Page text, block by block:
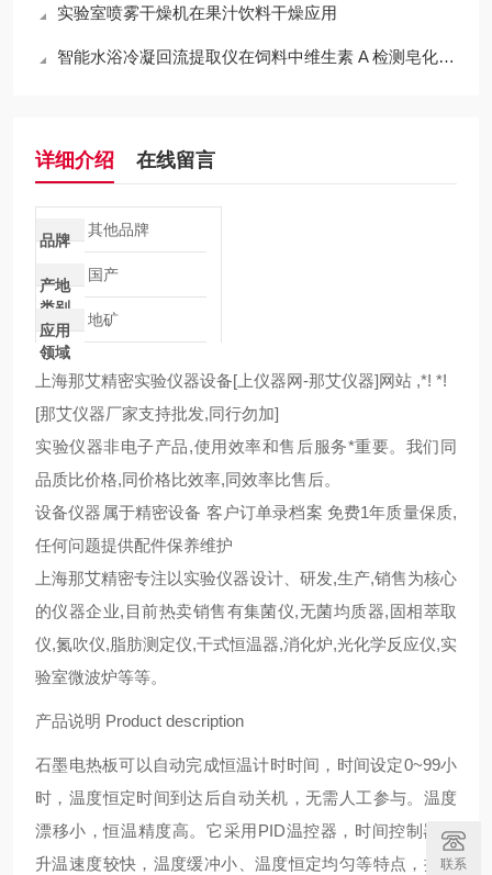
实验室喷雾干燥机在果汁饮料干燥应用
智能水浴冷凝回流提取仪在饲料中维生素 A 检测皂化前处理的应用
详细介绍 在线留言
品牌
其他品牌
产地
类别
国产
应用
领域
地矿
上海那艾精密实验仪器设备[上仪器网-那艾仪器]网站 ,*! *!
[那艾仪器厂家支持批发,同行勿加]
实验仪器非电子产品,使用效率和售后服务*重要。我们同
品质比价格,同价格比效率,同效率比售后。
设备仪器属于精密设备 客户订单录档案 免费1年质量保质,
任何问题提供配件保养维护
上海那艾精密专注以实验仪器设计、研发,生产,销售为核心
的仪器企业,目前热卖销售有集菌仪,无菌均质器,固相萃取
仪,氮吹仪,脂肪测定仪,干式恒温器,消化炉,光化学反应仪,实
验室微波炉等等。
产品说明 Product description
石墨电热板可以自动完成恒温计时时间，时间设定0~99小
时，温度恒定时间到达后自动关机，无需人工参与。温度
漂移小，恒温精度高。它采用PID温控器，时间控制器、
升温速度较快，温度缓冲小、温度恒定均匀等特点，操作
联系